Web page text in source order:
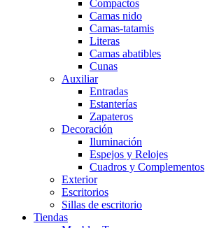
Compactos
Camas nido
Camas-tatamis
Literas
Camas abatibles
Cunas
Auxiliar
Entradas
Estanterías
Zapateros
Decoración
Iluminación
Espejos y Relojes
Cuadros y Complementos
Exterior
Escritorios
Sillas de escritorio
Tiendas